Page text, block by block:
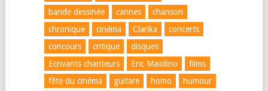
bande dessinée
cannes
chanson
chronique
cinéma Clarika
concerts
concours
critique
disques
Ecrivants chanteurs
Eric Maïolino
films
fête du cinéma
guitare homo
humour